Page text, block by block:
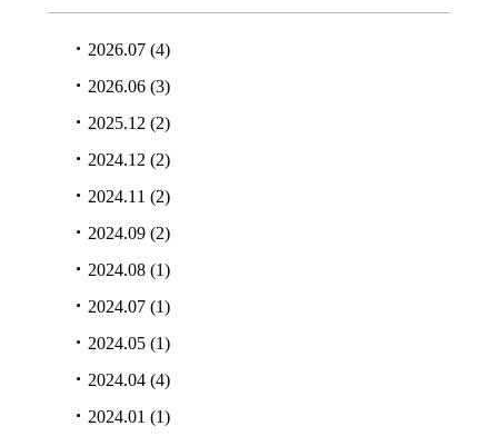
2026.07(4)
2026.06(3)
2025.12 (2)
2024.12 (2)
2024.11 (2)
2024.09(2)
2024.08(1)
2024.07(1)
2024.05(1)
2024.04(4)
2024.01 (1)